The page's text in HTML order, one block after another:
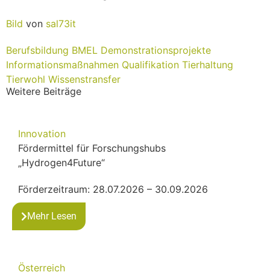
Bild von sal73it
Berufsbildung BMEL Demonstrationsprojekte
Informationsmaßnahmen Qualifikation Tierhaltung
Tierwohl Wissenstransfer
Weitere Beiträge
Innovation
Fördermittel für Forschungshubs
„Hydrogen4Future“
Förderzeitraum: 28.07.2026 – 30.09.2026
Mehr Lesen
Österreich